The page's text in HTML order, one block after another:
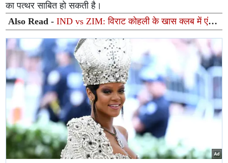
का पत्थर साबित हो सकती है।
Also Read -IND vs ZIM: विराट कोहली के खास क्लब में एंट्री
के करीब अभिषेक शर्मा, पहले टी20 में रच सकते हैं बड़ा रिकॉर्ड